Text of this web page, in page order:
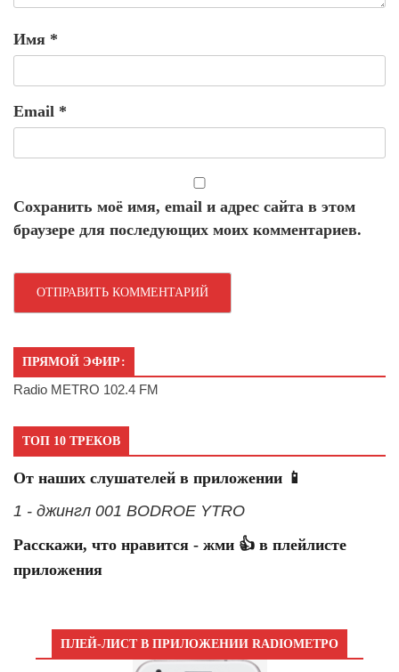
Имя *
Email *
Сохранить моё имя, email и адрес сайта в этом
браузере для последующих моих комментариев.
ПРЯМОЙ ЭФИР:
Radio METRO 102.4 FM
ТОП 10 ТРЕКОВ
От наших слушателей в приложении 📱
1 - джингл 001 BODROE YTRO
Расскажи, что нравится - жми 👍 в плейлисте
приложения
ПЛЕЙ-ЛИСТ В ПРИЛОЖЕНИИ RADIOМЕТРО